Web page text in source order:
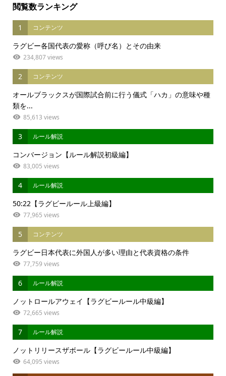
閲覧数ランキング
1 コンテンツ
ラグビー各国代表の愛称（呼び名）とその由来
234,807 views
2 コンテンツ
オールブラックスが国際試合前に行う儀式「ハカ」の意味や種
類を...
85,613 views
3 ルール解説
コンバージョン【ルール解説初級編】
83,005 views
4 ルール解説
50:22【ラグビールール上級編】
77,965 views
5 コンテンツ
ラグビー日本代表に外国人が多い理由と代表資格の条件
77,759 views
6 ルール解説
ノットロールアウェイ【ラグビールール中級編】
72,665 views
7 ルール解説
ノットリリースザボール【ラグビールール中級編】
64,095 views